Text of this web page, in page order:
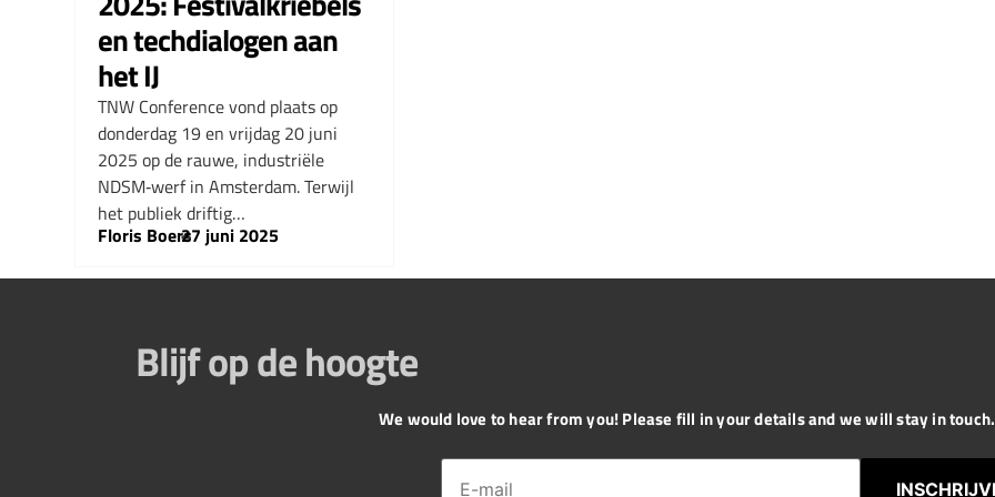
en techdialogen aan
het IJ
TNW Conference vond plaats op
donderdag 19 en vrijdag 20 juni
2025 op de rauwe, industriële
NDSM‑werf in Amsterdam. Terwijl
het publiek driftig…
Floris Boers
–
27 juni 2025
Blijf op de hoogte
We would love to hear from you! Please fill in your details and we will stay in